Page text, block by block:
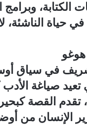
الكتابة،
حياة الناشئة،
هوغو
في سياق
تعيد صياغة
تقدم القصة
الإنسان من